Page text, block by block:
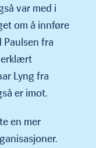
var med i
om å innføre
Paulsen fra
erklært
Lyng fra
er imot.
en mer